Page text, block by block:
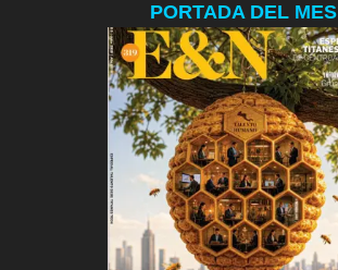
PORTADA DEL MES